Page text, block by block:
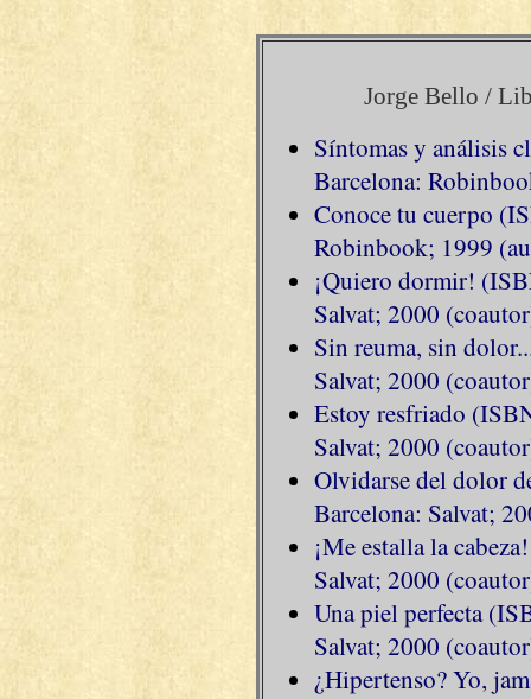
Jorge Bello /
Síntomas y análisis
Barcelona:
Conoce tu cuerpo
Robinbook; 1999
¡Quiero dormir!
Salvat; 2000
Sin reuma, sin
Salvat; 2000
Estoy resfriado
Salvat; 2000
Olvidarse del dolor
Barcelona: Salvat;
¡Me estalla la
Salvat; 2000
Una piel perfecta
Salvat; 2000
¿Hipertenso? Yo,